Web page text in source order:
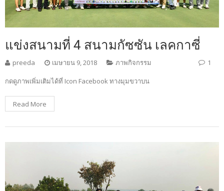
แข่งสนามที่ 4 สนามกัซซัน เลคกาซี่
preeda เมษายน 9, 2018 ภาพกิจกรรม 1
กดดูภาพเพิ่มเติมได้ที่ Icon Facebook ทางมุมขวาบน
Read More